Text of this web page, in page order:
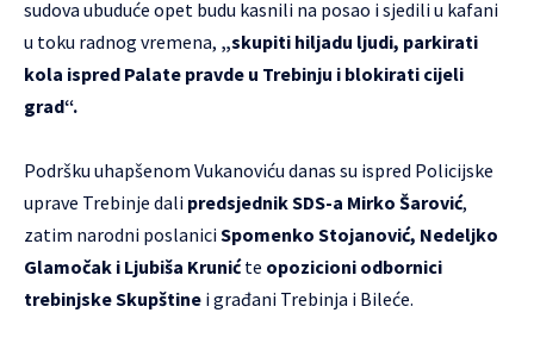
sudova ubuduće opet budu kasnili na posao i sjedili u kafani
u toku radnog vremena, „skupiti hiljadu ljudi, parkirati
kola ispred Palate pravde u Trebinju i blokirati cijeli
grad“.
Podršku uhapšenom Vukanoviću danas su ispred Policijske
uprave Trebinje dali predsjednik SDS-a Mirko Šarović,
zatim narodni poslaniciSpomenko Stojanović, Nedeljko
Glamočak i Ljubiša Krunićte opozicioni odbornici
trebinjske Skupštine i građani Trebinja i Bileće.